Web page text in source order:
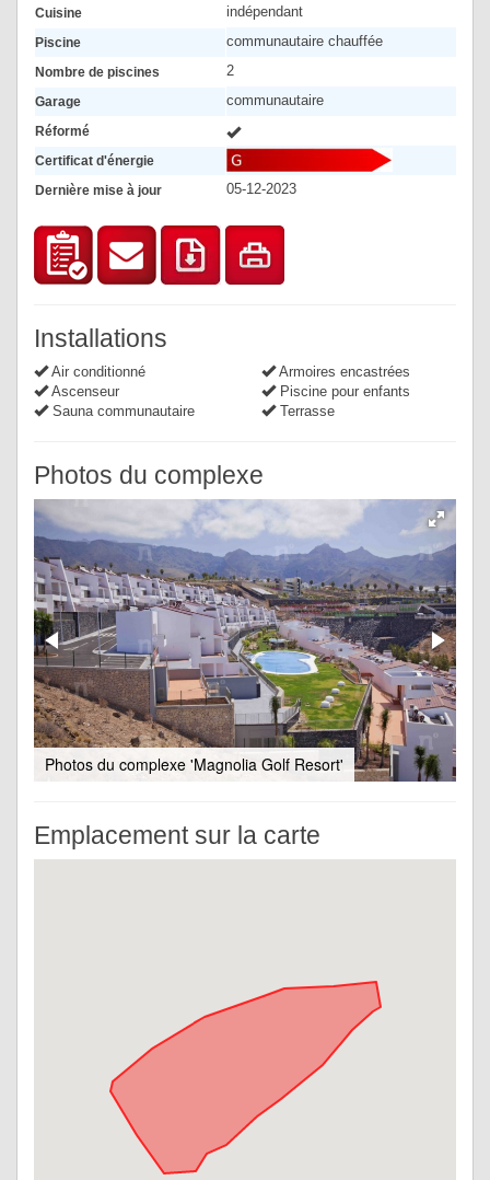
Cuisine indépendant
Piscine communautaire chauffée
Nombre de piscines 2
Garage communautaire
Réformé
Certificat d'énergie
Dernière mise à jour 05-12-2023
Installations
Air conditionné
Armoires encastrées
Ascenseur
Piscine pour enfants
Sauna communautaire
Terrasse
Photos du complexe
Photos du complexe 'Magnolia Golf Resort'
Emplacement sur la carte